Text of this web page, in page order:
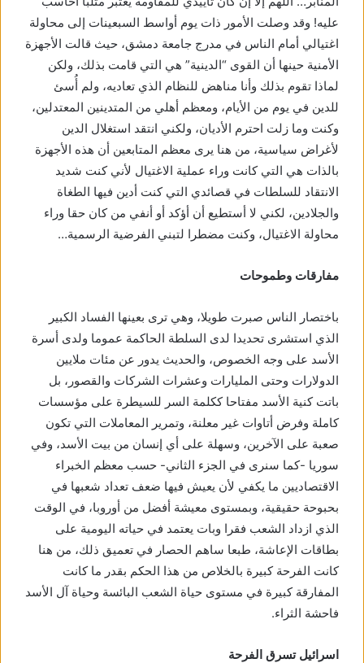
عليه! وقد وصلت الأمور ذات يوم أواسط السبعينات إلى محاولة
اغتيالي أمام الناس في مدرج جامعة دمشق، حيث قالت الأجهزة
الأمنية حينها أن القوى “الدينية” هي التي قامت بذلك، ولكن
لماذا تقوم بذلك وأنا مناهض للنظام الذي تعاديه، ولم أُسئ
للدين في يوم من الأيام، ومعظم أهلي من المتدينين المعتدلين،
وكنت وما زلت احترم الأديان، ولكني انتقد استغلال الدين
لأغراض سياسية، من هنا يرى معظم المتابعين أن هذه الأجهزة
بالذات هي التي كانت وراء عملية الاغتيال لأني كنت شديد
الانتقاد للسلطات في قصائدي التي كنت أدين فيها الطغاة
والجلادين، لكني لا أستطيع أن أؤكد أو أنفي من كان حقا وراء
محاولة الاغتيال، وكنت مضطرا لتبني الفرضية الرسمية…
مفارقات وطموحات
باختصار الناس صبرت طويلا، وهي ترى بعينها الفساد الكبير
الذي استشرى تحديدا لدى السلطة الحاكمة عموما ولدى أسرة
الأسد على وجه الخصوص، والحديث يدور عن مئات ملايين
الدولارات وحتى المليارات وعشرات الشركات والقصور، بل
باتت كنية الأسد مفتاحا ككلمة السر للسيطرة على مؤسسات
كاملة وفرض أتاوات غير معلنة، وتمرير المعاملات التي تكون
صعبة على الآخرين، وسهلة على أي إنسان من بيت الأسد، وفي
سوريا -كما سنرى في الجزء الثاني- حسب معظم الخبراء
الاقتصاديين ما يكفي لأن يعيش فيها ضعف تعداد شعبها في
بحبوحة حقيقية، وبمستوى معيشة أفضل من أوروبا، في الوقت
الذي ازداد الشعب فقرا وبات يعتمد في حياته اليومية على
بطاقات الإعاشة، طبعا ساهم الحصار في تعميق ذلك، من هنا
كانت الفرحة كبيرة بالخلاص من هذا الحكم بقدر ما كانت
المفارقة كبيرة في مستوى حياة الشعب البائسة وحياة آل الأسد
فاحشة الثراء.
اسرائيل تسرق الفرحة